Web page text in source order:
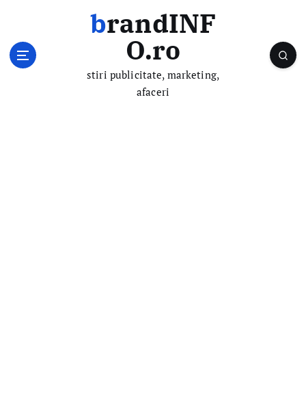
brandINF
O.ro
stiri publicitate, marketing,
afaceri